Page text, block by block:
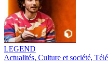
LEGEND
Actualités, Culture et société,